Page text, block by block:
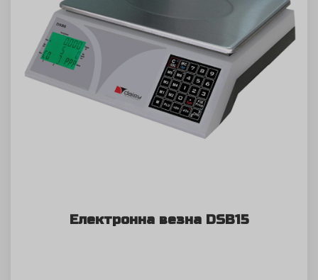
Електронна везна DSB15